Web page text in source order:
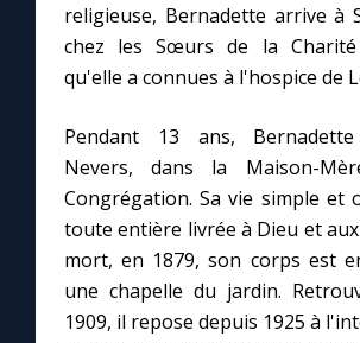
L'Évangile chaque jour
Marie qui défait les nœuds
Me consacrer à Jésus par Marie
Mes intentions de prière
religieuse, Bernadette arrive à
chez les Sœurs de la
qu'elle a connues à l'hospice de
Pendant 13 ans,
Nevers, dans la Maison-
Congrégation. Sa vie simple et
toute entière livrée à Dieu et
mort, en 1879, son corps est
une chapelle du jardin.
1909, il repose depuis 1925 à